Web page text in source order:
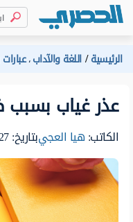
الرئيسية اللغة والآداب،
عذر غياب
الكاتب:هيا العجيبتاريخ: 27 فبراير 2025 , 11:34